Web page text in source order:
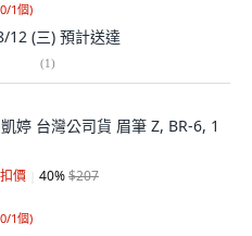
1個)
12 (三) 預計送達
(1)
凱婷 台灣公司貨 眉筆 Z, BR-6, 1
價 40%$207
1個)